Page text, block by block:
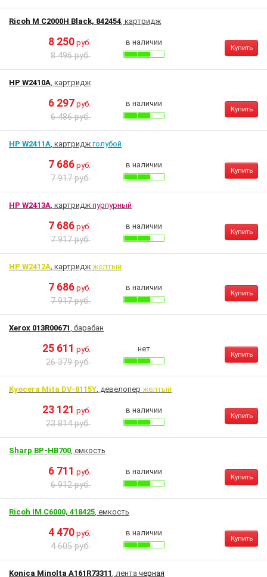
Ricoh M C2000H Black, 842454, картридж
8 250 руб.
8 496 руб.
в наличии
Купить
HP W2410A, картридж
6 297 руб.
6 486 руб.
в наличии
Купить
HP W2411A, картридж голубой
7 686 руб.
7 917 руб.
в наличии
Купить
HP W2413A, картридж пурпурный
7 686 руб.
7 917 руб.
в наличии
Купить
HP W2412A, картридж желтый
7 686 руб.
7 917 руб.
в наличии
Купить
Xerox 013R00671, барабан
25 611 руб.
26 379 руб.
нет
Купить
Kyocera Mita DV-8115Y, девелопер желтый
23 121 руб.
23 814 руб.
в наличии
Купить
Sharp BP-HB700, емкость
6 711 руб.
6 912 руб.
в наличии
Купить
Ricoh IM C6000, 418425, емкость
4 470 руб.
4 605 руб.
в наличии
Купить
Konica Minolta A161R73311, лента черная